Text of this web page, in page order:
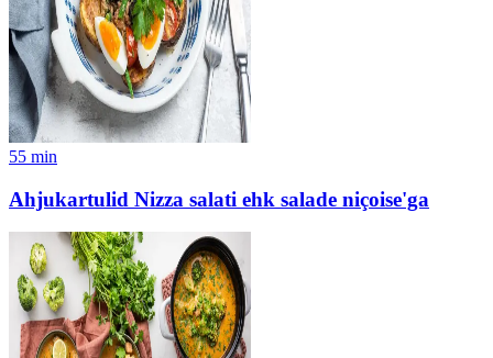
55 min
Ahjukartulid Nizza salati ehk salade niçoise'ga